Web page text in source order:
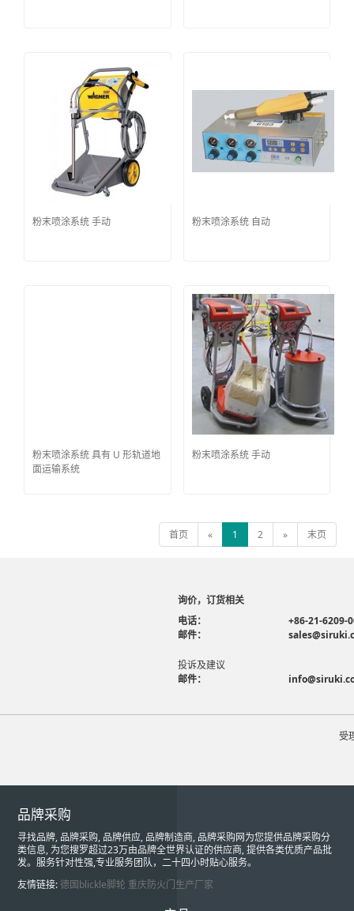
粉末喷涂系统 手动 粉末喷涂系统 自动
粉末喷涂系统 具有 U 形轨道地
面运输系统
粉末喷涂系统 手动
首页 « 1 2 » 末页
询价，订货相关
电话：
+86-21-6209-
邮件：
投诉及建议
邮件：
受
品牌采购
寻找品牌, 品牌采购, 品牌供应, 品牌制造商, 品牌采购网为您提供品牌采购分
类信息, 为您搜罗超过23万由品牌全世界认证的供应商, 提供各类优质产品批
发。服务针对性强,专业服务团队，二十四小时贴心服务。
友情链接:德国blickle脚轮 重庆防火门生产厂家